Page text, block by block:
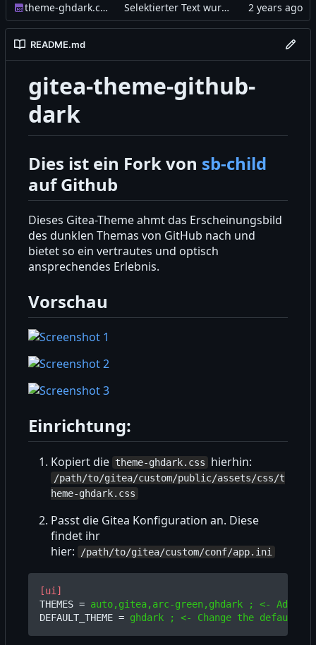
theme-ghdark.css
Selektierter Text wurde nicht mehr angezeigt
README.md
gitea-theme-github-
dark
Dies ist ein Fork von sb-child
auf Github
Dieses Gitea-Theme ahmt das Erscheinungsbild
des dunklen Themas von GitHub nach und
bietet so ein vertrautes und optisch
ansprechendes Erlebnis.
Vorschau
Einrichtung:
Kopiert die theme-ghdark.css hierhin:
/path/to/gitea/custom/public/assets/css/t
heme-ghdark.css
Passt die Gitea Konfiguration an. Diese
findet ihr
hier:
/path/to/gitea/custom/conf/app.ini
[ui]
THEMES = auto,gitea,arc-green,ghdark ; <- Add
DEFAULT_THEME = ghdark ; <- Change the default